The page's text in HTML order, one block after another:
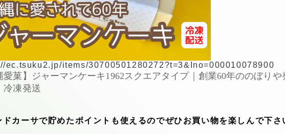
ec.tsuku2.jp/items/30700501280272?t=3&Ino=000010078900
愛菓】ジャーマンケーキ1962スクエアタイプ｜創業60年ののぼり
冷凍発送
ドカーサで貯めたポイントも使えるのでぜひお買い物を楽しんで下さ